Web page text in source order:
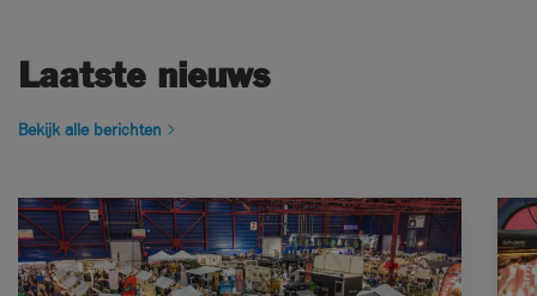
Laatste nieuws
Bekijk alle berichten